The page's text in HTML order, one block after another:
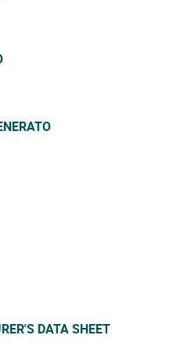
DATA SHEET